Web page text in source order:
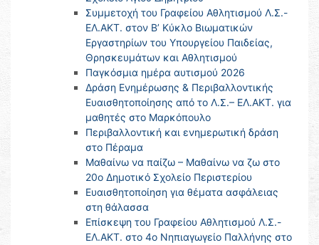
Συμμετοχή του Γραφείου Αθλητισμού Λ.Σ.-
ΕΛ.ΑΚΤ. στον Β’ Κύκλο Βιωματικών
Εργαστηρίων του Υπουργείου Παιδείας,
Θρησκευμάτων και Αθλητισμού
Παγκόσμια ημέρα αυτισμού 2026
Δράση Ενημέρωσης & Περιβαλλοντικής
Ευαισθητοποίησης από το Λ.Σ.– ΕΛ.ΑΚΤ. για
μαθητές στο Μαρκόπουλο
Περιβαλλοντική και ενημερωτική δράση
στο Πέραμα
Μαθαίνω να παίζω – Μαθαίνω να ζω στο
20ο Δημοτικό Σχολείο Περιστερίου
Ευαισθητοποίηση για θέματα ασφάλειας
στη θάλασσα
Επίσκεψη του Γραφείου Αθλητισμού Λ.Σ.-
ΕΛ.ΑΚΤ. στο 4ο Νηπιαγωγείο Παλλήνης στο